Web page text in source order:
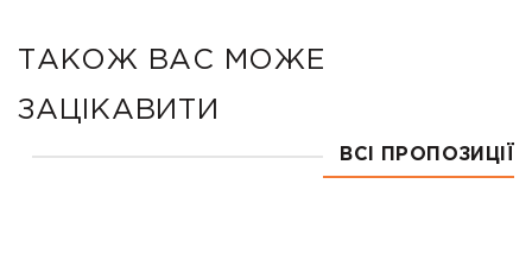
ТАКОЖ ВАС МОЖЕ
ЗАЦІКАВИТИ
ВСІ ПРОПОЗИЦІЇ